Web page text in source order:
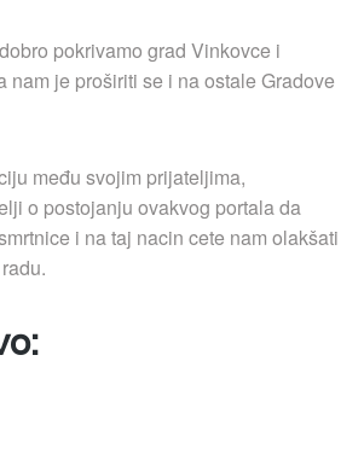
pokrivamo grad Vinkovce i
nam je proširiti se i na ostale Gradove
među svojim prijateljima,
o postojanju ovakvog portala da
i na taj nacin cete nam olakšati